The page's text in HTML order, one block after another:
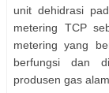
unit dehidrasi
metering TCP
metering yang
berfungsi dan
produsen gas